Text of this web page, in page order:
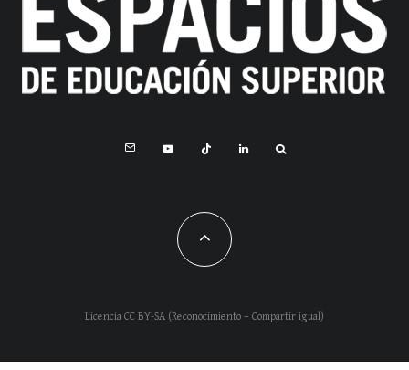
Licencia CC BY-SA (Reconocimiento – Compartir igual)